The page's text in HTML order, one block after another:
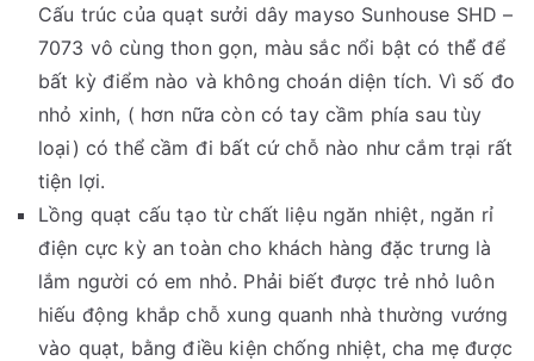
Cấu trúc của quạt sưởi dây mayso Sunhouse SHD –
7073 vô cùng thon gọn, màu sắc nổi bật có thể̉ để
bất kỳ điểm nào và không choán diện tích. Vì số đo
nhỏ xinh, ( hơn nữa còn có tay cầm phía sau tùy
loại) có thể cầm đi bất cứ chỗ nào như cắm trại rất
tiện lợi.
Lồng quạt cấu tạo từ chất liệu ngăn nhiệt, ngăn rỉ
điện cực kỳ an toàn cho khách hàng đặc trưng là
lắm người có em nhỏ. Phải biết được trẻ nhỏ luôn
hiếu động khắp chỗ xung quanh nhà thường vướng
vào quạt, bằng điều kiện chống nhiệt, cha mẹ được